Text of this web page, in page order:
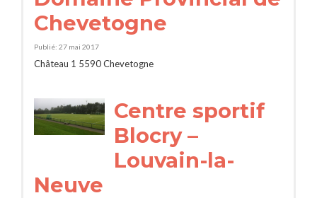
Chevetogne
Publié: 27 mai 2017
Château 1 5590 Chevetogne
Centre sportif
Blocry –
Louvain-la-
Neuve